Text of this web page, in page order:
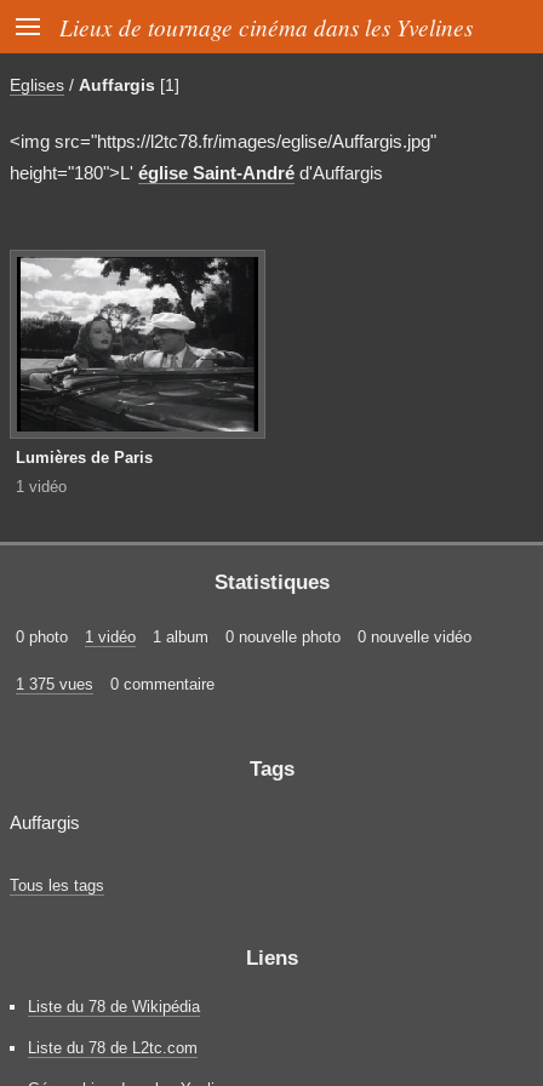
 Lieux de tournage cinéma dans les Yvelines
Eglises / Auffargis [1]
<img src="https://l2tc78.fr/images/eglise/Auffargis.jpg"
height="180">L' église Saint-André d'Auffargis
Lumières de Paris
1 vidéo
Statistiques
0 photo 1 vidéo 1 album 0 nouvelle photo 0 nouvelle vidéo
1 375 vues 0 commentaire
Tags
Auffargis
Tous les tags
Liens
Liste du 78 de Wikipédia
Liste du 78 de L2tc.com